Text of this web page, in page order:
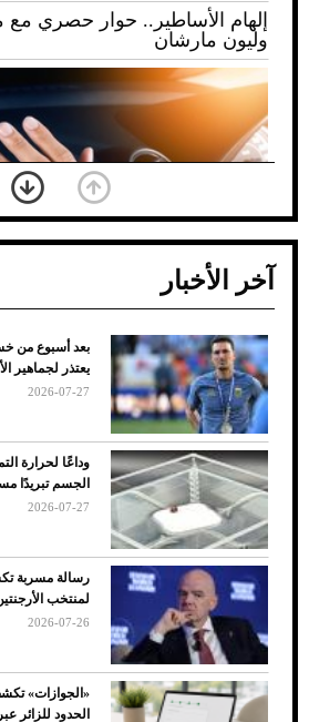
إلهام الأساطير.. حوار حصري مع
وليون مارشان
ضعف تبريد مكيف السيارة عند
الأسباب والحلول
7 نصائح لاختيار لون البنطلون
الأسود
آخر الأخبار
بعد أسبوع من
يعتذر لجماهير
2026-07-27
وداعًا لحرارة
الجسم تبريدًا
2026-07-27
رسالة مسربة
لمنتخب الأرجنتين
2026-07-26
«الجوازات»
الحدود للزائر